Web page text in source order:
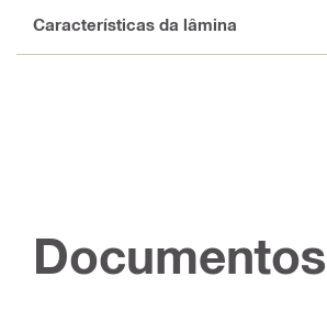
Características da lâmina
Documentos